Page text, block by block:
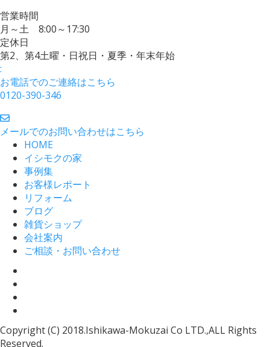
営業時間
月～土 8:00～17:30
定休日
第2、第4土曜・日祝日・夏季・年末年始
:
お電話でのご連絡はこちら
0120-390-346
メールでのお問い合わせはこちら
HOME
イシモクの家
事例集
お客様レポート
リフォーム
ブログ
雑貨ショップ
会社案内
ご相談・お問い合わせ
Copyright (C) 2018.Ishikawa-Mokuzai Co LTD.,ALL Rights
Reserved.